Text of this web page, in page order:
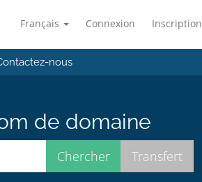
Français Connexion Inscription
nous
de domaine